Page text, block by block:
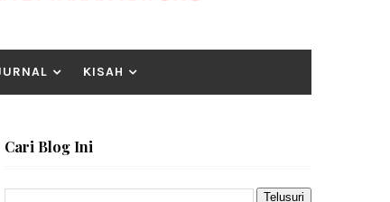
KISAH
Cari Blog Ini